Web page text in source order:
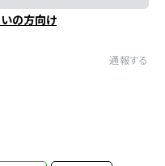
の方向け
通報する